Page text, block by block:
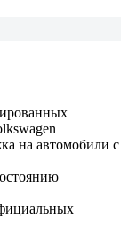
на автомобили с